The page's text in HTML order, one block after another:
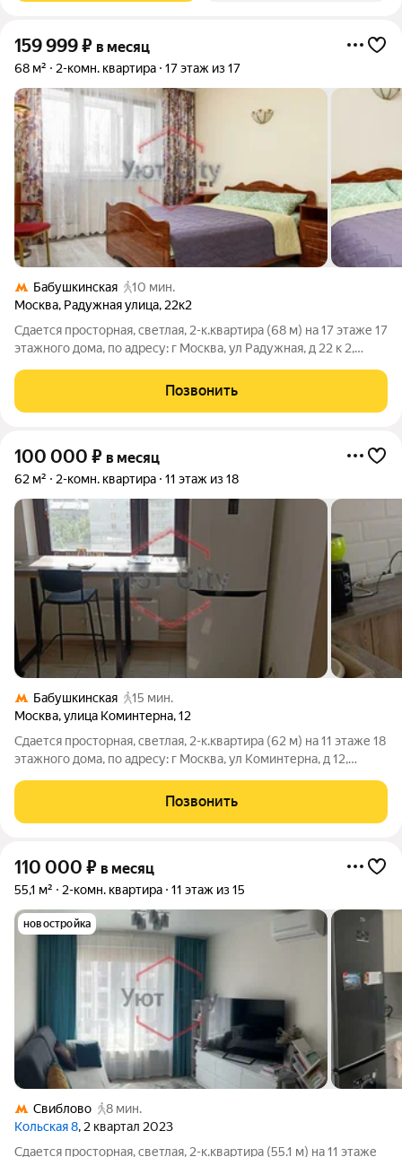
159 999₽ в месяц
68 м² 2-комн. квартира 17 этаж из 17
Бабушкинская
10 мин.
Москва, Радужная улица, 22к2
Сдается просторная, светлая, 2-к.квартира (68 м) на 17 этаже 17
этажного дома, по адресу: г Москва, ул Радужная, д 22 к 2,
необходимым для проживания, заезжай и живи. Развитая
инфраструктура. В
Позвонить
100 000 ₽ в месяц
62 м² 2-комн. квартира 11 этаж из 18
Бабушкинская
15 мин.
Москва,улица Коминтерна,12
Сдается просторная, светлая, 2-к.квартира (62 м) на 11 этаже 18
этажного дома, по адресу: г Москва, ул Коминтерна, д 12,
необходимым для проживания, заезжай и живи. Развитая
инфраструктура. В
Позвонить
110 000 ₽ в месяц
55,1 м² 2-комн. квартира 11 этаж из 15
новостройка
Свиблово
8 мин.
Кольская 8, 2 квартал 2023
Сдается просторная, светлая, 2-к.квартира (55.1 м) на 11 этаже